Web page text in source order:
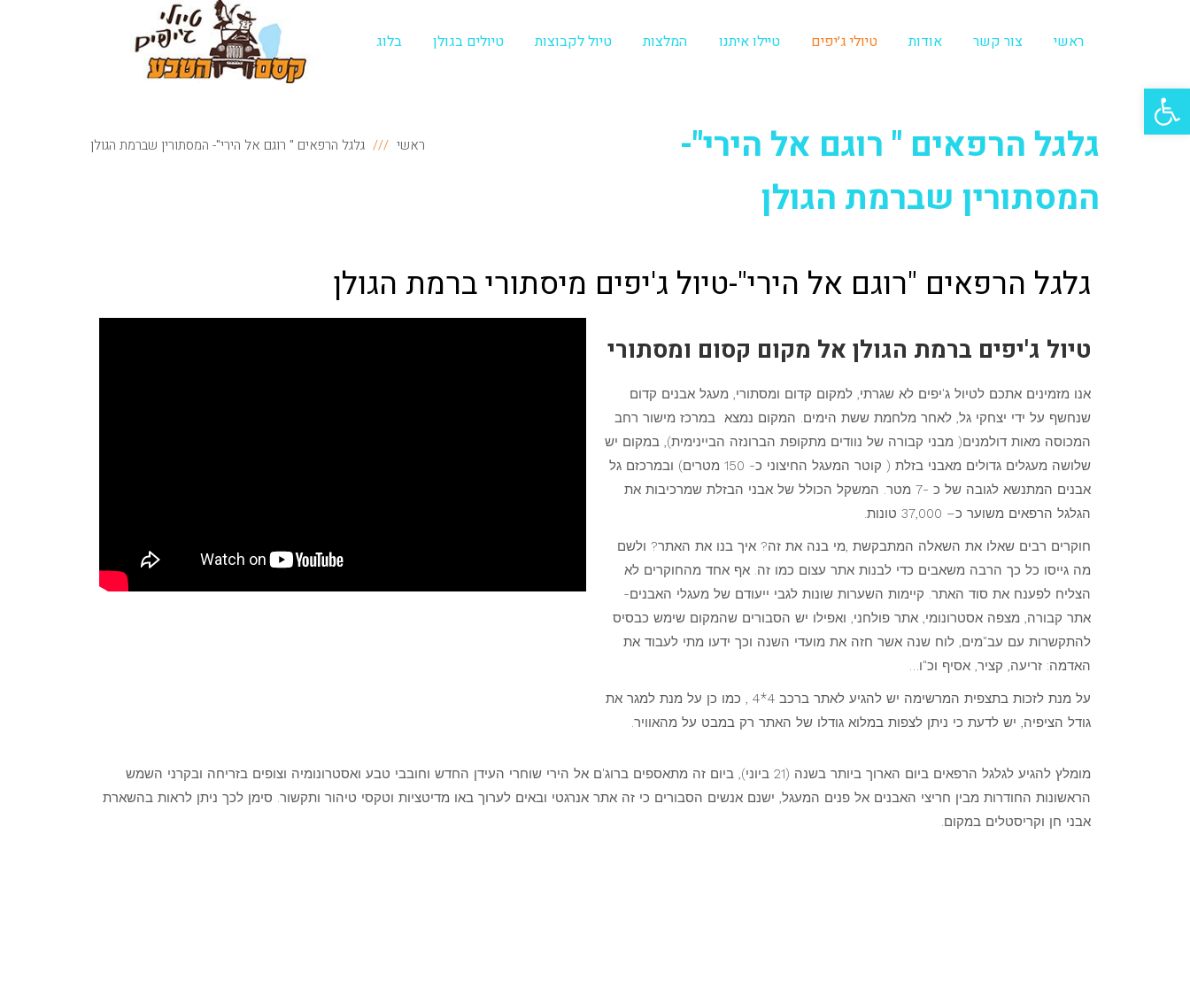
פתח סרגל נגישות
ראשי צור קשר אודות טיולי ג׳יפים טיילו איתנו המלצות טיול לקבוצות טיולים בגולן בלוג
ראשי גלגל הרפאים " רוגם אל הירי"- המסתורין שברמת הגולן
גלגל הרפאים " רוגם אל הירי"-
המסתורין שברמת הגולן
גלגל הרפאים "רוגם אל הירי"-טיול ג'יפים מיסתורי ברמת הגולן
טיול ג'יפים ברמת הגולן אל מקום קסום ומסתורי
אנו מזמינים אתכם לטיול ג'יפים לא שגרתי, למקום קדום ומסתורי, מעגל אבנים קדום
שנחשף על ידי יצחקי גל, לאחר מלחמת ששת הימים. המקום נמצא במרכז מישור רחב
המכוסה מאות דולמנים( מבני קבורה של נוודים מתקופת הברונזה הביינימית), במקום יש
שלושה מעגלים גדולים מאבני בזלת ( קוטר המעגל החיצוני כ- 150 מטרים) ובמרכזם גל
אבנים המתנשא לגובה של כ -7 מטר. המשקל הכולל של אבני הבזלת שמרכיבות את
הגלגל הרפאים משוער כ– 37,000 טונות.
חוקרים רבים שאלו את השאלה המתבקשת ,מי בנה את זה? איך בנו את האתר? ולשם
מה גייסו כל כך הרבה משאבים כדי לבנות אתר עצום כמו זה. אף אחד מהחוקרים לא
הצליח לפענח את סוד האתר. קיימות השערות שונות לגבי ייעודם של מעגלי האבנים-
אתר קבורה, מצפה אסטרונומי, אתר פולחני, ואפילו יש הסבורים שהמקום שימש כבסיס
להתקשרות עם עב"מים, לוח שנה אשר חזה את מועדי השנה וכך ידעו מתי לעבוד את
האדמה: זריעה, קציר, אסיף וכ"ו…
על מנת לזכות בתצפית המרשימה יש להגיע לאתר ברכב 4*4 , כמו כן על מנת למגר את
גודל הציפיה, יש לדעת כי ניתן לצפות במלוא גודלו של האתר רק במבט על מהאוויר.
מומלץ להגיע לגלגל הרפאים ביום הארוך ביותר בשנה (21 ביוני), ביום זה מתאספים ברוג'ם אל הירי שוחרי העידן החדש וחובבי טבע ואסטרונומיה וצופים בזריחה ובקרני השמש
הראשונות החודרות מבין חריצי האבנים אל פנים המעגל, ישנם אנשים הסבורים כי זה אתר אנרגטי ובאים לערוך באו מדיטציות וטקסי טיהור ותקשור. סימן לכך ניתן לראות בהשארת
אבני חן וקריסטלים במקום.